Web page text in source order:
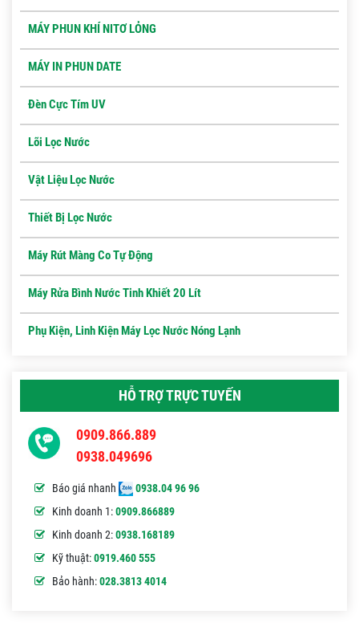
MÁY PHUN KHÍ NITƠ LỎNG
MÁY IN PHUN DATE
Đèn Cực Tím UV
Lõi Lọc Nước
Vật Liệu Lọc Nước
Thiết Bị Lọc Nước
Máy Rút Màng Co Tự Động
Máy Rửa Bình Nước Tinh Khiết 20 Lít
Phụ Kiện, Linh Kiện Máy Lọc Nước Nóng Lạnh
HỖ TRỢ TRỰC TUYẾN
0909.866.889
0938.049696
Báo giá nhanh
0938.04 96 96
Kinh doanh 1:0909.866889
Kinh doanh 2:0938.168189
Kỹ thuật:0919.460 555
Bảo hành:028.3813 4014